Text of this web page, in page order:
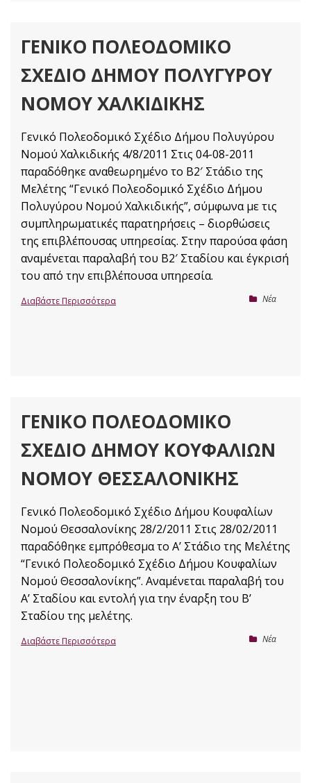
ΓΕΝΙΚΌ ΠΟΛΕΟΔΟΜΙΚΌ
ΣΧΈΔΙΟ ΔΉΜΟΥ ΠΟΛΥΓΎΡΟΥ
ΝΟΜΟΎ ΧΑΛΚΙΔΙΚΉΣ
Γενικό Πολεοδομικό Σχέδιο Δήμου Πολυγύρου
Νομού Χαλκιδικής 4/8/2011 Στις 04-08-2011
παραδόθηκε αναθεωρημένο το B2′ Στάδιο της
Μελέτης “Γενικό Πολεοδομικό Σχέδιο Δήμου
Πολυγύρου Νομού Χαλκιδικής”, σύμφωνα με τις
συμπληρωματικές παρατηρήσεις – διορθώσεις
της επιβλέπουσας υπηρεσίας. Στην παρούσα φάση
αναμένεται παραλαβή του Β2′ Σταδίου και έγκρισή
του από την επιβλέπουσα υπηρεσία.
Nέα
Διαβάστε Περισσότερα
ΓΕΝΙΚΌ ΠΟΛΕΟΔΟΜΙΚΌ
ΣΧΈΔΙΟ ΔΉΜΟΥ ΚΟΥΦΑΛΊΩΝ
ΝΟΜΟΎ ΘΕΣΣΑΛΟΝΊΚΗΣ
Γενικό Πολεοδομικό Σχέδιο Δήμου Κουφαλίων
Νομού Θεσσαλονίκης 28/2/2011 Στις 28/02/2011
παραδόθηκε εμπρόθεσμα το Α’ Στάδιο της Μελέτης
“Γενικό Πολεοδομικό Σχέδιο Δήμου Κουφαλίων
Νομού Θεσσαλονίκης”. Αναμένεται παραλαβή του
Α’ Σταδίου και εντολή για την έναρξη του Β’
Σταδίου της μελέτης.
Nέα
Διαβάστε Περισσότερα